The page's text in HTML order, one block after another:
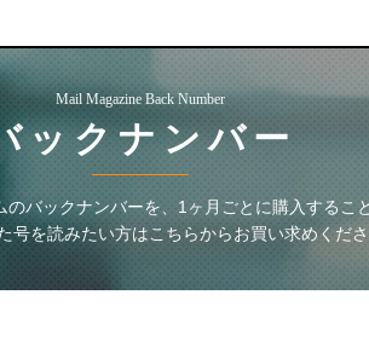
Mail Magazine Back Number
ックナンバー
のバックナンバーを、1ヶ月ごとに購入するこ
号を読みたい方はこちらからお買い求めくださ